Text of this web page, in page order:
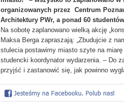
organizowanych przez Centrum
Architektury PWr, a ponad 60
Na sobotę zaplanowano wielką akcję
Maksa Berga zapraszają: „Zbudujcie z
stulecia postawimy miasto szyte na
studencki koordynator wydarzenia. – Do
przyjść i zastanowić się, jak powinno